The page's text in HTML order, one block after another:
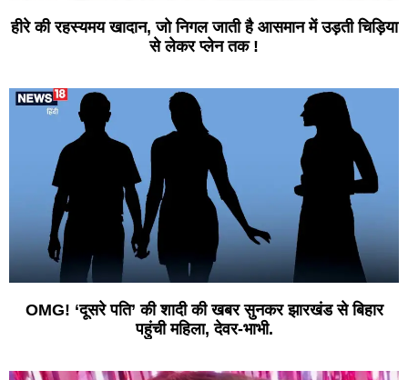
हीरे की रहस्यमय खादान, जो निगल जाती है आसमान में उड़ती चिड़िया
से लेकर प्लेन तक !
OMG! ‘दूसरे पति’ की शादी की खबर सुनकर झारखंड से बिहार
पहुंची महिला, देवर-भाभी.